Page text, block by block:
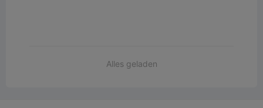
Alles geladen